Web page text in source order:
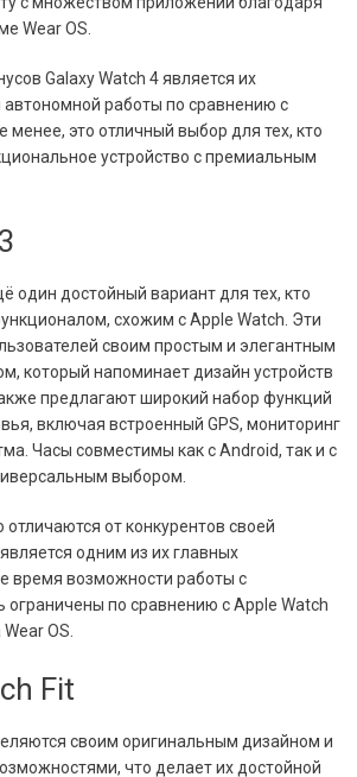
Wear OS.
Galaxy Watch 4 является их
работы по сравнению с
менее, это отличный выбор для тех, кто
устройство с премиальным
один достойный вариант для тех, кто
схожим с Apple Watch. Эти
своим простым и элегантным
который напоминает дизайн устройств
предлагают широкий набор функций
включая встроенный GPS, мониторинг
Часы совместимы как с Android, так и с
выбором.
отличаются от конкурентов своей
одним из их главных
время возможности работы с
по сравнению с Apple Watch
OS.
Fit
своим оригинальным дизайном и
что делает их достойной